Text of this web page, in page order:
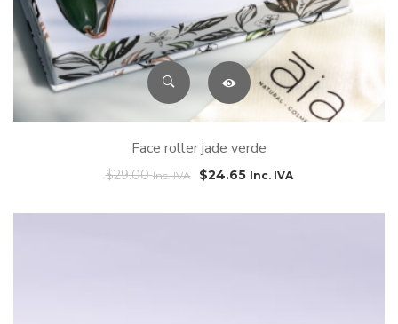
Face roller jade verde
$29.00 Inc. IVA $24.65 Inc. IVA